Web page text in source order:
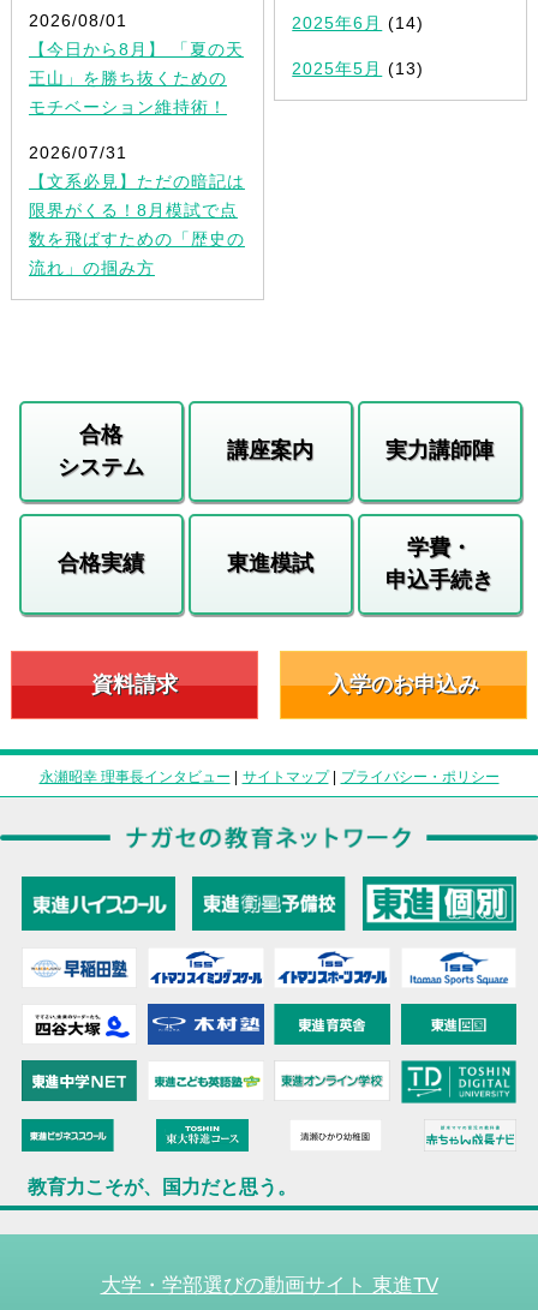
2026/08/01
【今日から8月】 「夏の天
王山」を勝ち抜くための
モチベーション維持術！
2026/07/31
【文系必見】ただの暗記は
限界がくる！8月模試で点
数を飛ばすための「歴史の
流れ」の掴み方
2025年6月 (14)
2025年5月 (13)
合格
システム
講座案内 実力講師陣
合格実績 東進模試
学費・
申込手続き
資料請求 入学のお申込み
永瀬昭幸 理事長インタビュー | サイトマップ| プライバシー・ポリシー
教育力こそが、国力だと思う。
大学・学部選びの動画サイト 東進TV